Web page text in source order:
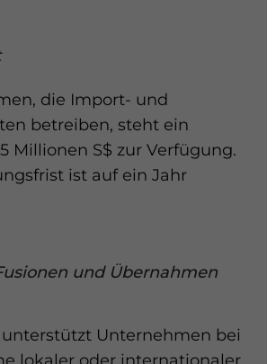
die Import- und
betreiben, steht ein
Millionen S$ zur Verfügung.
ist auf ein Jahr
und Übernahmen
unterstützt Unternehmen bei